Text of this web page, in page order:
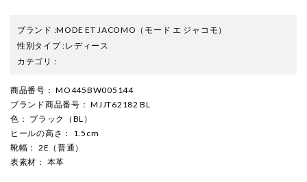
ブランド :MODE ET JACOMO （モード エ ジャコモ）
性別タイプ:レディース
カテゴリ :
商品番号 ： MO445BW005144
ブランド商品番号 ： MJJT62182 BL
色 ： ブラック（BL）
ヒールの高さ ： 1.5cm
靴幅 ： 2E（普通）
表素材 ： 本革